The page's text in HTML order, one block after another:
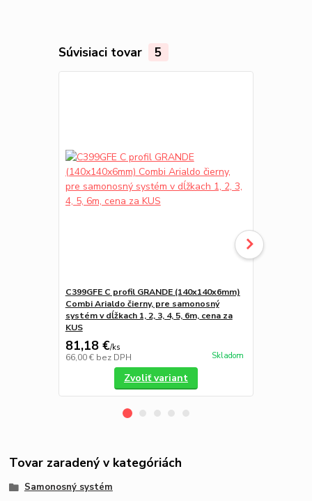
Súvisiaci tovar 5
C399GFE C profil GRANDE (140x140x6mm)
Combi Arialdo čierny, pre samonosný
systém v dĺžkach 1, 2, 3, 4, 5, 6m, cena za
KUS
81,18 €/ks
66,00 € bez DPH Skladom
Zvoliť variant
Tovar zaradený v kategóriách
Samonosný systém